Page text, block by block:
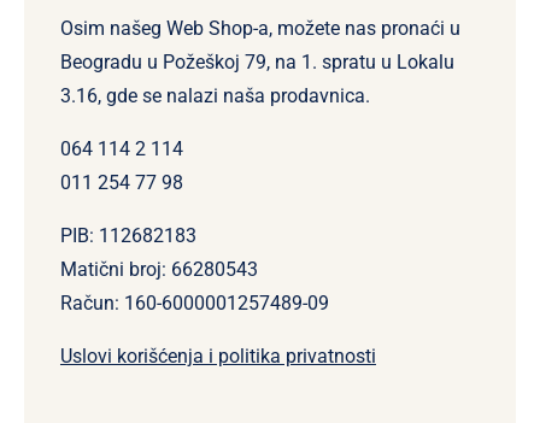
Osim našeg Web Shop-a, možete nas pronaći u
Beogradu u Požeškoj 79, na 1. spratu u Lokalu
3.16, gde se nalazi naša prodavnica.
064 114 2 114
011 254 77 98
PIB: 112682183
Matični broj: 66280543
Račun: 160-6000001257489-09
Uslovi korišćenja i politika privatnosti